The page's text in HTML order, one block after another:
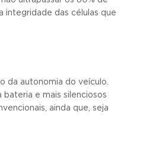
integridade das células que
da autonomia do veículo.
e mais silenciosos
ainda que, seja